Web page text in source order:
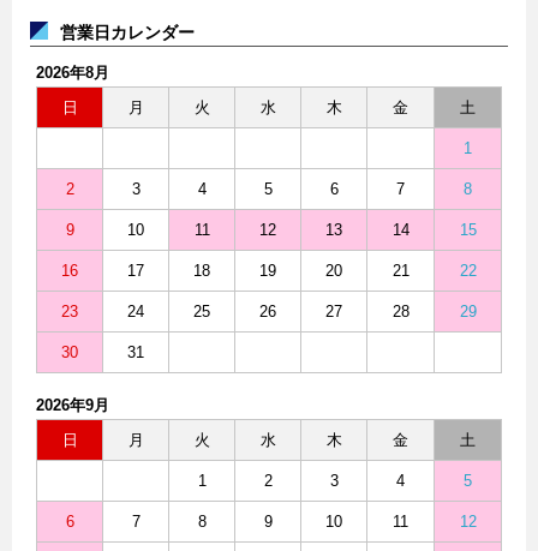
営業日カレンダー
2026年8月
日
月 火 水 木 金 土
1
2 3 4 5 6 7 8
9 10 11 12 13 14 15
16 17 18 19 20 21 22
23 24 25 26 27 28 29
30 31
2026年9月
日
月 火 水 木 金 土
1 2 3 4 5
6 7 8 9 10 11 12